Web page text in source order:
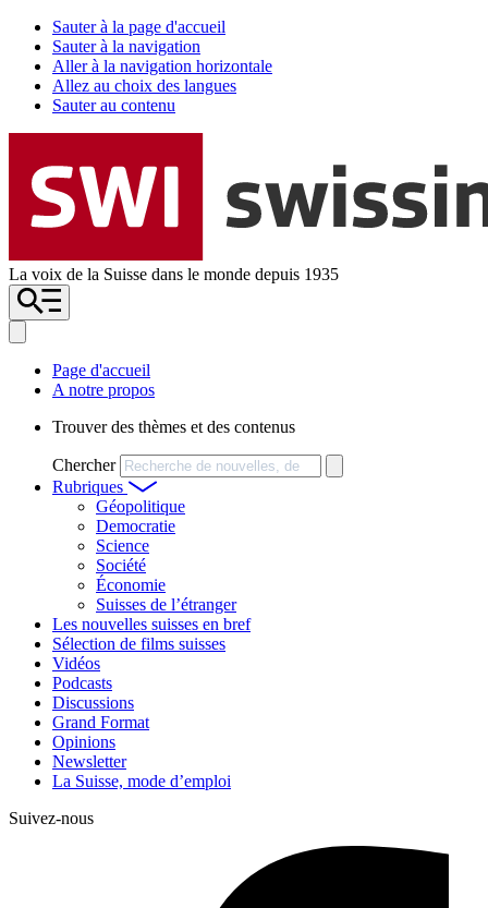
Sauter à la page d'accueil
Sauter à la navigation
Aller à la navigation horizontale
Allez au choix des langues
Sauter au contenu
La voix de la Suisse dans le monde depuis 1935
Page d'accueil
A notre propos
Trouver des thèmes et des contenus
Chercher
Rubriques
Géopolitique
Democratie
Science
Société
Économie
Suisses de l’étranger
Les nouvelles suisses en bref
Sélection de films suisses
Vidéos
Podcasts
Discussions
Grand Format
Opinions
Newsletter
La Suisse, mode d’emploi
Suivez-nous